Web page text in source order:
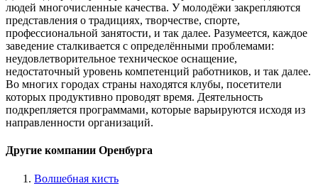
людей многочисленные качества. У молодёжи закрепляются
представления о традициях, творчестве, спорте,
профессиональной занятости, и так далее. Разумеется, каждое
заведение сталкивается с определёнными проблемами:
неудовлетворительное техническое оснащение,
недостаточный уровень компетенций работников, и так далее.
Во многих городах страны находятся клубы, посетители
которых продуктивно проводят время. Деятельность
подкрепляется программами, которые варьируются исходя из
направленности организаций.
Другие компании Оренбурга
Волшебная кисть